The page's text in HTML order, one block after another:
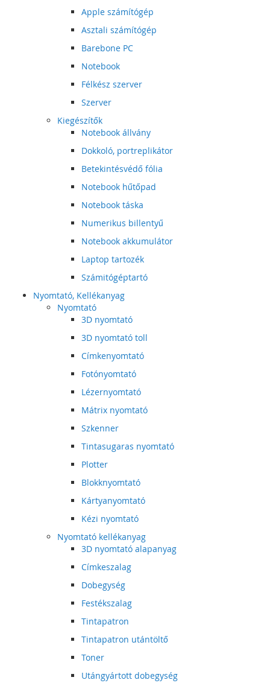
Apple számítógép
Asztali számítógép
Barebone PC
Notebook
Félkész szerver
Szerver
Kiegészítők
Notebook állvány
Dokkoló, portreplikátor
Betekintésvédő fólia
Notebook hűtőpad
Notebook táska
Numerikus billentyű
Notebook akkumulátor
Laptop tartozék
Számitógéptartó
Nyomtató, Kellékanyag
Nyomtató
3D nyomtató
3D nyomtató toll
Címkenyomtató
Fotónyomtató
Lézernyomtató
Mátrix nyomtató
Szkenner
Tintasugaras nyomtató
Plotter
Blokknyomtató
Kártyanyomtató
Kézi nyomtató
Nyomtató kellékanyag
3D nyomtató alapanyag
Címkeszalag
Dobegység
Festékszalag
Tintapatron
Tintapatron utántöltő
Toner
Utángyártott dobegység